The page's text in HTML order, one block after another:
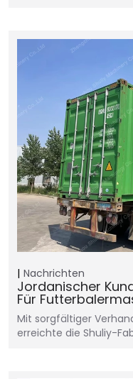
Nachrichten
Jordanischer
Für
Mit sorgfältiger
erreichte die Shuliy-